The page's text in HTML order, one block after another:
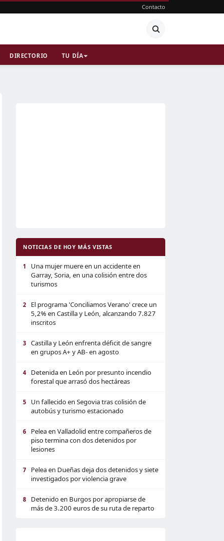
Contacto
DIRECTORIO TU DÍA
NOTICIAS DE HOY MÁS VISTAS
1
Una mujer muere en un accidente en
Garray, Soria, en una colisión entre dos
turismos
2
El programa 'Conciliamos Verano' crece un
5,2% en Castilla y León, alcanzando 7.827
inscritos
3
Castilla y León enfrenta déficit de sangre
en grupos A+ y AB- en agosto
4
Detenida en León por presunto incendio
forestal que arrasó dos hectáreas
5
Un fallecido en Segovia tras colisión de
autobús y turismo estacionado
6
Pelea en Valladolid entre compañeros de
piso termina con dos detenidos por
lesiones
7
Pelea en Dueñas deja dos detenidos y siete
investigados por violencia grave
8
Detenido en Burgos por apropiarse de
más de 3.200 euros de su ruta de reparto